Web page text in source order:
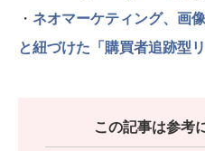
・ ネオマーケティング、画
と紐づけた「購買者追跡型
この記事は参考